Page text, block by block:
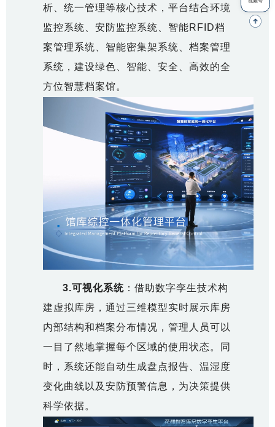
析、统一管理等核心技术，平台结合环境
监控系统、安防监控系统、智能RFID档
案管理系统、智能密集架系统、档案管理
系统，建设绿色、智能、安全、高效的全
方位智慧档案馆。
3.可视化系统 ：借助数字孪生技术构
建虚拟库房，通过三维模型实时展示库房
内部结构和档案分布情况，管理人员可以
一目了然地掌握每个区域的使用状态。同
时，系统还能自动生成盘点报告、温湿度
变化曲线以及安防预警信息，为决策提供
科学依据。